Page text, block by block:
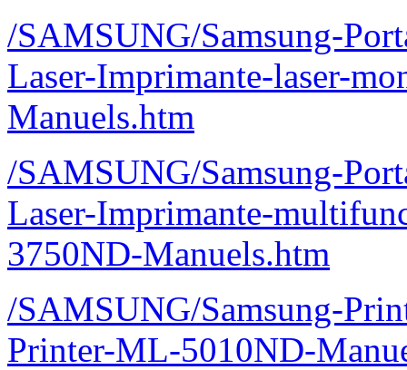
/SAMSUNG/Samsung-
Laser-Imprimante-laser-
Manuels.htm
/SAMSUNG/Samsung-
Laser-Imprimante-
3750ND-Manuels.htm
/SAMSUNG/Samsung-
Printer-ML-5010ND-